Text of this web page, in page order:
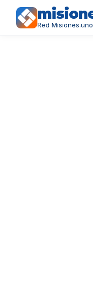
Red Misiones.uno